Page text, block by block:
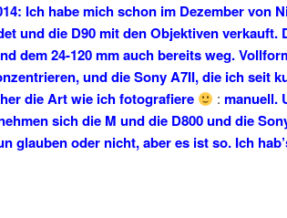
Ich habe mich schon im Dezember von
und die D90 mit den Objektiven verkauft.
dem 24-120 mm auch bereits weg.
und die Sony A7II, die ich seit
die Art wie ich fotografiere
: manuell.
sich die M und die D800 und die
glauben oder nicht, aber es ist so. Ich